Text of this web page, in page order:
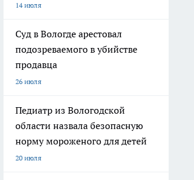
14 июля
Суд в Вологде арестовал
подозреваемого в убийстве
продавца
26 июля
Педиатр из Вологодской
области назвала безопасную
норму мороженого для детей
20 июля